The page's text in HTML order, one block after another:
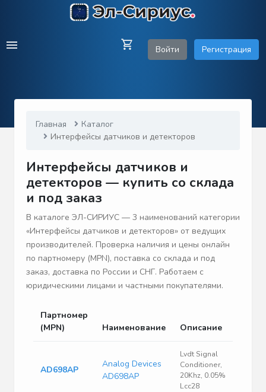
Войти Регистрация
Главная
Каталог
Интерфейсы датчиков и детекторов
Интерфейсы датчиков и
детекторов — купить со склада
и под заказ
В каталоге ЭЛ-СИРИУС — 3 наименований категории
«Интерфейсы датчиков и детекторов» от ведущих
производителей. Проверка наличия и цены онлайн
по партномеру (MPN), поставка со склада и под
заказ, доставка по России и СНГ. Работаем с
юридическими лицами и частными покупателями.
Партномер
(MPN)
Наименование Описание
AD698AP
Analog Devices
AD698AP
Lvdt Signal
Conditioner,
20Khz, 0.05%
Lcc28